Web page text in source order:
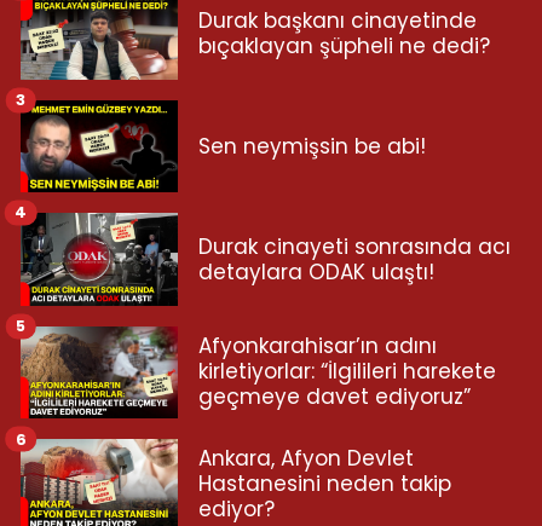
Durak başkanı cinayetinde
bıçaklayan şüpheli ne dedi?
Sen neymişsin be abi!
3
Durak cinayeti sonrasında acı
detaylara ODAK ulaştı!
4
Afyonkarahisar’ın adını
kirletiyorlar: “İlgilileri harekete
geçmeye davet ediyoruz”
5
Ankara, Afyon Devlet
Hastanesini neden takip
ediyor?
6